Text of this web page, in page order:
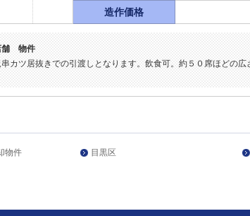
造作価格
物件
カツ居抜きでの引渡しとなります。飲食可。約５０席ほどの
物件 目黒区